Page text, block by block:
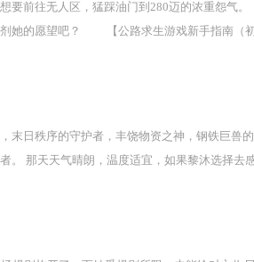
想要前往无人区，猛踩油门到280迈的浓重
剂她的愿望吧？ 【公路求生游戏新手指南
后，你们将以当前状态回归现实世界。 4
区，您将与其他司机见面。 9、最后，谨祝
包。 然后，关叶捏着那个[公路里程协会]
与NPC交易的神兵利器。 关叶震惊。 关叶
末日秩序的守护者，丰饶物资之神，钢铁巨
。 那天天气晴朗，温度适宜，如果黎沐选择
亲眼看着自己刚建立的火车站“咕嘟咕嘟”冒着
人们的噩梦，呼啸而来的货运火车为人们带
路大亨！